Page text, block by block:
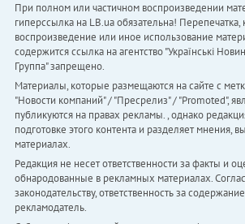
При полном или частичном воспроизведении
гиперссылка на LB.ua обязательна! Перепечатка,
воспроизведение или иное использование
содержится ссылка на агентство "Українськi
Группа" запрещено.
Материалы, которые размещаются на сайте с
"Новости компаний" / "Пресрелиз" / "Promoted",
публикуются на правах рекламы. , однако
подготовке этого контента и разделяет мнения,
материалах.
Редакция не несет ответственности за факты и
обнародованные в рекламных материалах.
законодательству, ответственность за
рекламодатель.